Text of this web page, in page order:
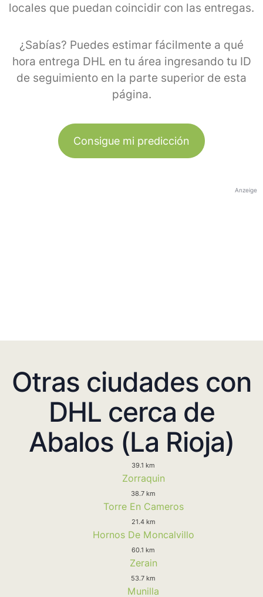
locales que puedan coincidir con las entregas.
¿Sabías? Puedes estimar fácilmente a qué
hora entrega DHL en tu área ingresando tu ID
de seguimiento en la parte superior de esta
página.
Consigue mi predicción
Anzeige
Otras ciudades con
DHL cerca de
Abalos (La Rioja)
39.1 km
Zorraquin
38.7 km
Torre En Cameros
21.4 km
Hornos De Moncalvillo
60.1 km
Zerain
53.7 km
Munilla